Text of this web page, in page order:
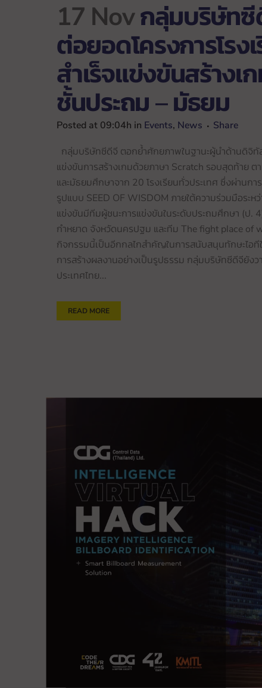
17 Novกลุ่มบริษัทซี
ต่อยอดโครงการโร
สำเร็จแข่งขันสร้าง
ชั้นประถม – มัธยม
Posted at 09:04h in Events, News
Share
กลุ่มบริษัทซีดีจี ตอกย้ำศักยภาพในฐานะผู้นำด้านดิ
แข่งขันการสร้างเกมด้วยภาษา Scratch รอบสุดท้าย ต
และมัธยมศึกษาจาก 20 โรงเรียนทั่วประเทศ ซึ่งผ่าน
รูปแบบ SEED OF WISDOM ภายใต้ความร่วมมือระ
แข่งขันมีทีมผู้ชนะการแข่งขันในระดับประถมศึกษา (ป.
กำหยาด จังหวัดนครปฐม และทีม The fight place of
กิจกรรมนี้เป็นอีกกลไกสำคัญในการสนับสนุนทักษะไอที
การสร้างผลงานอย่างเป็นรูปธรรม กลุ่มบริษัทซีดีจียัง
ประเทศไทย...
READ MORE